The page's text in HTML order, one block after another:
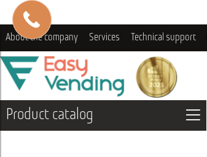
About the company Services Technical support
Product catalog